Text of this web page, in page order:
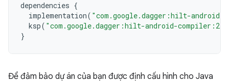
dependencies {
implementation( "com.google.dagger:hilt-
ksp( "com.google.dagger:hilt-android-
}
Để đảm bảo dự án của bạn được định cấu hình cho Java